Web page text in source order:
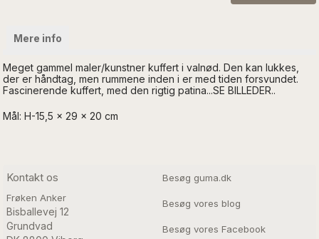
Mere info
Meget gammel maler/kunstner kuffert i valnød. Den kan lukkes,
der er håndtag, men rummene inden i er med tiden forsvundet.
Fascinerende kuffert, med den rigtig patina...SE BILLEDER..
Mål: H-15,5 x 29 x 20 cm
Kontakt os
Frøken Anker
Bisballevej 12
Grundvad
Besøg guma.dk
Besøg vores blog
Besøg vores Facebook